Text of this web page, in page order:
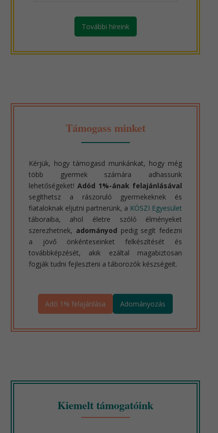
További híreink
Támogass minket
Kérjük, hogy támogasd munkánkat, hogy még
több gyermek számára adhassunk
lehetőségeket! Adód 1%-ának felajánlásával
segíthetsz a rászoruló gyermekeknek és
fiataloknak eljutni partnerünk, a KÖSZI Egyesület
táboraiba, ahol életre szóló élményeket
szerezhetnek, adományod pedig segít fedezni
a jövő önkénteseinket felkészítését és
továbbképzését, akik ezáltal magabiztosan
fogják tudni fejleszteni a táborozók készségeit.
Adó 1% felajánlása Adományozás
Kiemelt támogatóink